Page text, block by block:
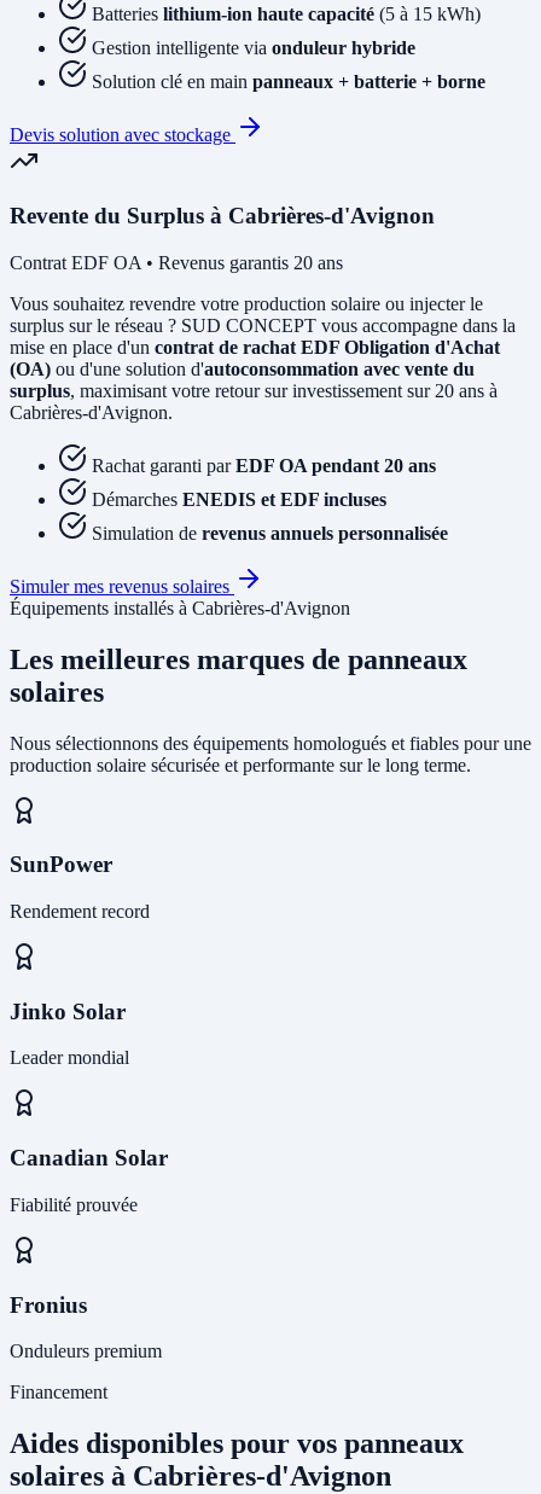
Batteries lithium-ion haute capacité (5 à 15 kWh)
Gestion intelligente via onduleur hybride
Solution clé en main panneaux + batterie + borne
Devis solution avec stockage
Revente du Surplus à Cabrières-d'Avignon
Contrat EDF OA • Revenus garantis 20 ans
Vous souhaitez revendre votre production solaire ou injecter le
surplus sur le réseau ? SUD CONCEPT vous accompagne dans la
mise en place d'un contrat de rachat EDF Obligation d'Achat
(OA) ou d'une solution d'autoconsommation avec vente du
surplus, maximisant votre retour sur investissement sur 20 ans à
Cabrières-d'Avignon.
Rachat garanti parEDF OA pendant 20 ans
Démarches ENEDIS et EDF incluses
Simulation de revenus annuels personnalisée
Simuler mes revenus solaires
Équipements installés à Cabrières-d'Avignon
Les meilleures marques de panneaux
solaires
Nous sélectionnons des équipements homologués et fiables pour une
production solaire sécurisée et performante sur le long terme.
SunPower
Rendement record
Jinko Solar
Leader mondial
Canadian Solar
Fiabilité prouvée
Fronius
Onduleurs premium
Financement
Aides disponibles pour vos panneaux
solaires à Cabrières-d'Avignon